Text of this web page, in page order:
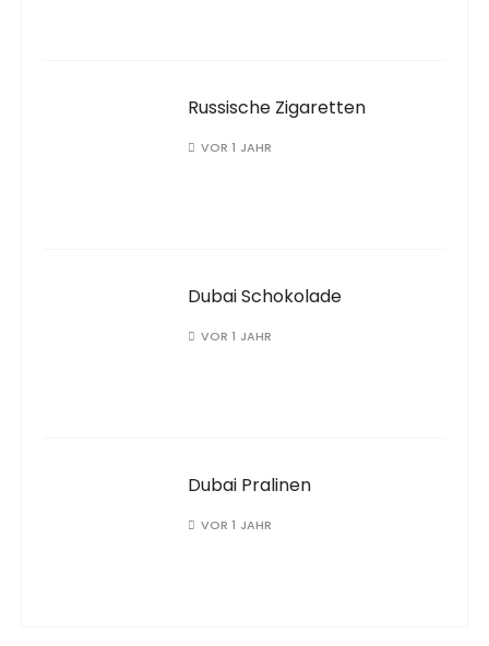
Russische Zigaretten
VOR 1 JAHR
Dubai Schokolade
VOR 1 JAHR
Dubai Pralinen
VOR 1 JAHR